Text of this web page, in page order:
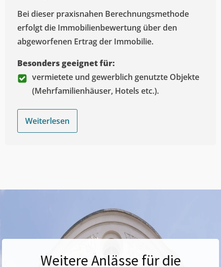
Bei dieser praxisnahen Berechnungsmethode
erfolgt die Immobilienbewertung über den
abgeworfenen Ertrag der Immobilie.
Besonders geeignet für:
vermietete und gewerblich genutzte Objekte
(Mehrfamilienhäuser, Hotels etc.).
Weiterlesen
Weitere Anlässe für die